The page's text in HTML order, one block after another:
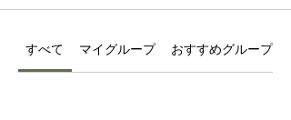
すべて マイグループ おすすめグループ